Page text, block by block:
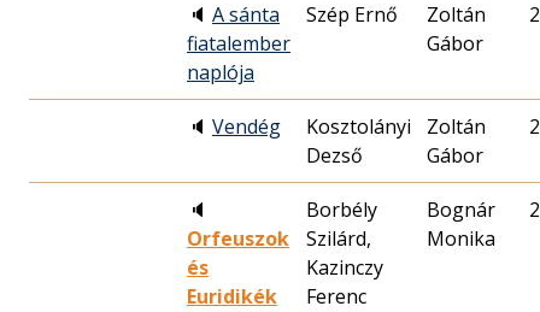
🔈 A sánta
fiatalember
naplója
Szép Ernő
Zoltán
Gábor
🔈 Vendég
Kosztolányi
Dezső
Zoltán
Gábor
🔈
Orfeuszok
és
Euridikék
Borbély
Szilárd,
Kazinczy
Ferenc
Bognár
Monika